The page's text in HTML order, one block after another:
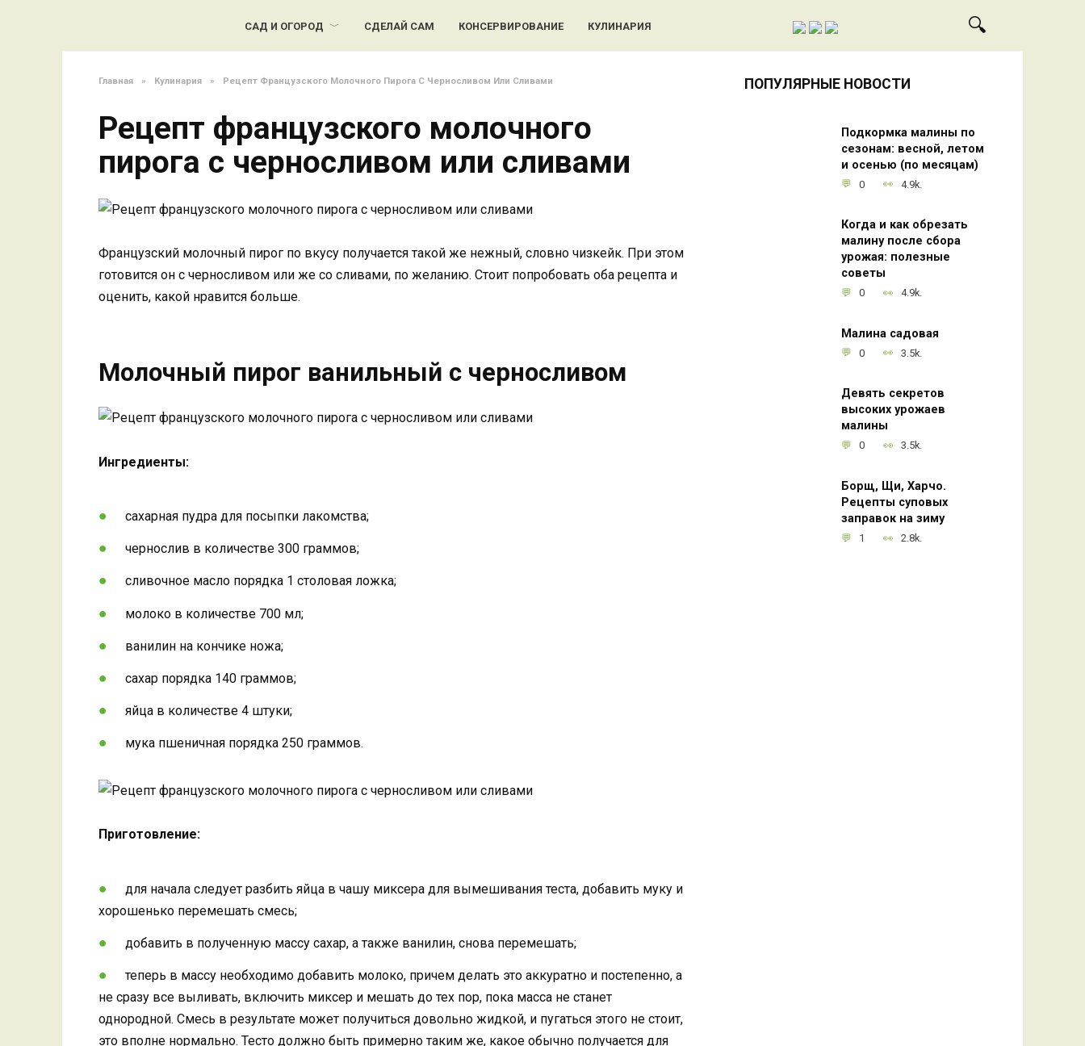
САД И ОГОРОД СДЕЛАЙ САМ КОНСЕРВИРОВАНИЕ КУЛИНАРИЯ
Главная » Кулинария » Рецепт Французского Молочного Пирога С Черносливом Или Сливами
Рецепт французского молочного
пирога с черносливом или сливами
Французский молочный пирог по вкусу получается такой же нежный, словно чизкейк. При этом
готовится он с черносливом или же со сливами, по желанию. Стоит попробовать оба рецепта и
оценить, какой нравится больше.
Молочный пирог ванильный с черносливом
Ингредиенты:
сахарная пудра для посыпки лакомства;
чернослив в количестве 300 граммов;
сливочное масло порядка 1 столовая ложка;
молоко в количестве 700 мл;
ванилин на кончике ножа;
сахар порядка 140 граммов;
яйца в количестве 4 штуки;
мука пшеничная порядка 250 граммов.
Приготовление:
для начала следует разбить яйца в чашу миксера для вымешивания теста, добавить муку и
хорошенько перемешать смесь;
добавить в полученную массу сахар, а также ванилин, снова перемешать;
теперь в массу необходимо добавить молоко, причем делать это аккуратно и постепенно, а
не сразу все выливать, включить миксер и мешать до тех пор, пока масса не станет
однородной. Смесь в результате может получиться довольно жидкой, и пугаться этого не стоит,
это вполне нормально. Тесто должно быть примерно таким же, какое обычно получается для
ПОПУЛЯРНЫЕ НОВОСТИ
Подкормка малины по
сезонам: весной, летом
и осенью (по месяцам)
0 4.9k.
Когда и как обрезать
малину после сбора
урожая: полезные
советы
0 4.9k.
Малина садовая
0 3.5k.
Девять секретов
высоких урожаев
малины
0 3.5k.
Борщ, Щи, Харчо.
Рецепты суповых
заправок на зиму
1 2.8k.